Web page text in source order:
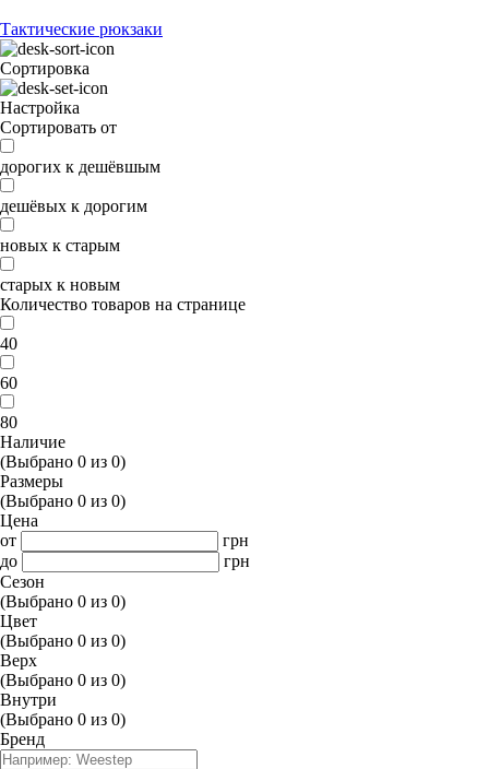
Тактические рюкзаки
Сортировка
Настройка
Сортировать от
дорогих к дешёвшым
дешёвых к дорогим
новых к старым
старых к новым
Количество товаров на странице
40
60
80
Наличие
(Выбрано 0 из 0)
Размеры
(Выбрано 0 из 0)
Цена
от
грн
до
грн
Сезон
(Выбрано 0 из 0)
Цвет
(Выбрано 0 из 0)
Верх
(Выбрано 0 из 0)
Внутри
(Выбрано 0 из 0)
Бренд